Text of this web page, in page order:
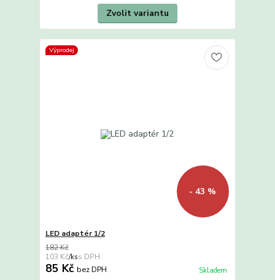
Zvolit variantu
Výprodej
- 43 %
LED adaptér 1/2
182 Kč
103 Kč/ks
85 Kč bez DPH Skladem